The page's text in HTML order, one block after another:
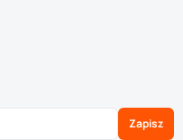
Zapisz